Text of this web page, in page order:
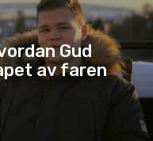
Gud
av faren